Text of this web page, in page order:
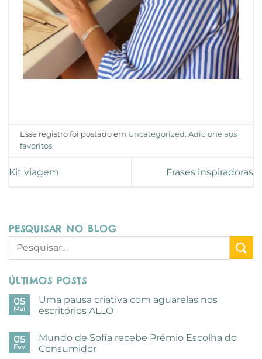
Esse registro foi postado em Uncategorized.Adicione aos
favoritos.
Kit viagem Frases inspiradoras
PESQUISAR NO BLOG
ÚLTIMOS POSTS
05
Mai
Uma pausa criativa com aguarelas nos
escritórios ALLO
em
Uma
pausa
05
Fev
Mundo de Sofia recebe Prémio Escolha do
Consumidor